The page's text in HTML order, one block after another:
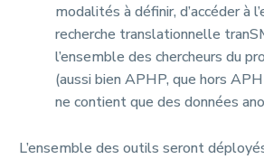
modalités à définir, d’accéder à
recherche translationnelle
l’ensemble des chercheurs du
(aussi bien APHP, que hors
ne contient que des données
L’ensemble des outils seront